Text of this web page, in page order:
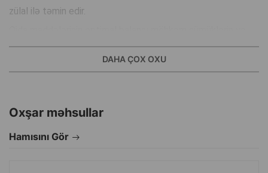
zülal ilə təmin edir.
sağlam oynaqların formalaşmasını dəstəkləyir.
INTEGRAMIX kompleksi rasionu vitaminlər minerallar və
gücləndirir dərinin sağlamlığını dəstəkləyir və tüklərə
DAHA ÇOX OXU
Oxşar məhsullar
Hamısını Gör